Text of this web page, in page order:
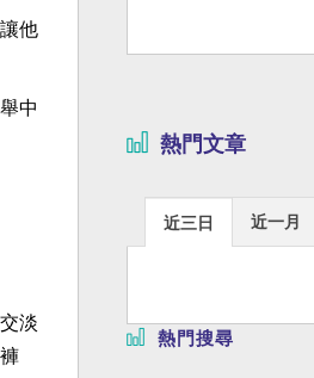
他
中
淡
熱門文章
近三日 近一月
熱門搜尋